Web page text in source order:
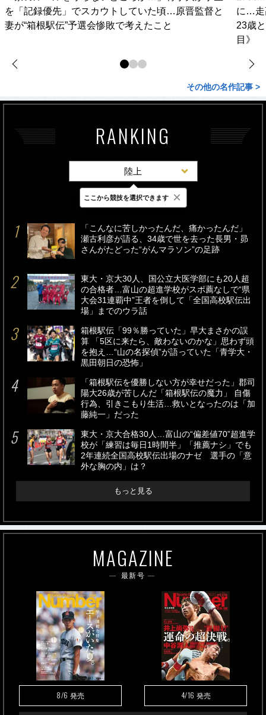
を「記録優先」でスカウトしていた頃…原晋監督と
妻が“箱根駅伝”予選会惨敗で考えたこと
に…走
23歳
目》
その他の名作記事 >
RANKING
陸上
最新 24時間 週間
「こんなに苦しかったんだ、痛かったんだ」
瀬古利彦が語る、34歳で世を去った長男・昴
さんがたどった“がんマラソン”の足跡
東大・京大30人、国公立大医学部にも20人超
の合格者…富山の超進学校がスポ薦なしで“県
大会31連覇中”王者を倒して「全国高校駅伝出
場」までのウラ話
箱根駅伝「99％勝っていた」早大まさかの誤
算 「5区に来たら、敵わないのかな」思わず頭
を抱え…“山の名探偵”が語っていた「青学大・
黒田朝日の恐怖」
「箱根駅伝を優勝しない方が幸せだった」郡司
陽大26歳が苦しんだ「箱根駅伝の魔力」 自傷
行為、引きこもり生活…救いとなったのは「加
藤純一」だった
東大・京大合格30人…富山の“偏差値70”超進学
校が「練習は毎日1時間半」「推薦ナシ」でも
2年連続全国高校駅伝出場のナゼ 選手の「意
外な胸の内」は？
もっと見る
MAGAZINE
最新号
8/6 発売 4/16 発売
ここから競技を選択できます ×